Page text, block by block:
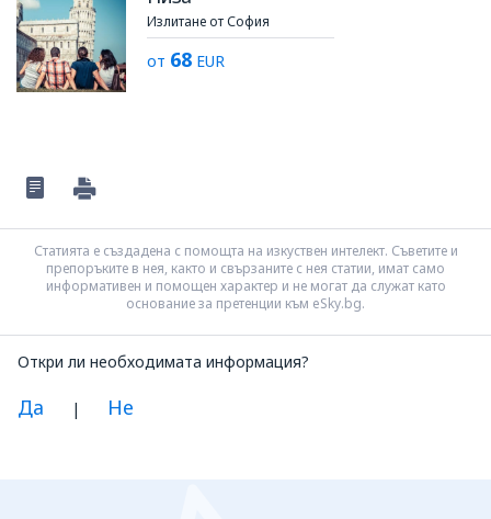
Излитане от София
от 68 EUR
Статията е създадена с помощта на изкуствен интелект. Съветите и
препоръките в нея, както и свързаните с нея статии, имат само
информативен и помощен характер и не могат да служат като
основание за претенции към eSky.bg.
Откри ли необходимата информация?
Да | Не